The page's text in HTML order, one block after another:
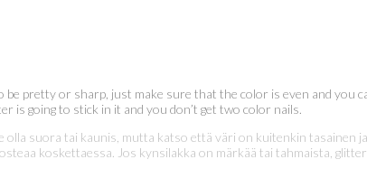
pretty or sharp, just make sure that the color is even and you
is going to stick in it and you don’t get two color nails.
suora tai kaunis, mutta katso että väri on kuitenkin tasainen
koskettaessa. Jos kynsilakka on märkää tai tahmaista,